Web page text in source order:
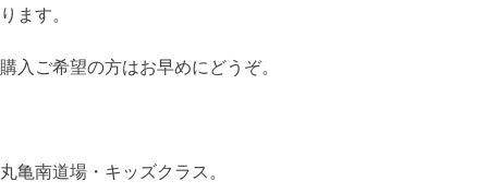
ります。
購入ご希望の方はお早めにどうぞ。
丸亀南道場・キッズクラス。